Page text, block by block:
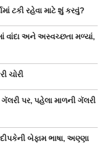
ટકી રહેવા માટે શું કરવું?
વાંદા અને અસ્વચ્છતા મળ્યાં,
ચોરી
પર, પહેલા માળની ગૅલરી
બેફામ ભાષા, અણ્ણા